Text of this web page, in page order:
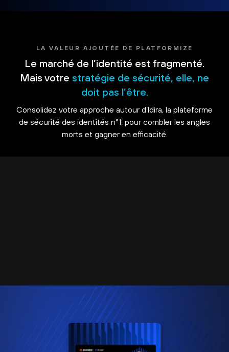
LA VALEUR AJOUTÉE DE PLATFORMIZE
Le marché de l’identité est fragmenté.
Mais votre stratégie de sécurité, elle, ne
doit pas l’être.
Consolidez votre approche autour d’Idira, la plateforme
de sécurité des identités n°1, pour combler les angles
morts et gagner en efficacité.